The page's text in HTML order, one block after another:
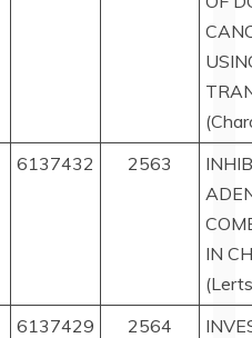
6137432 2563
IN
6137429 2564